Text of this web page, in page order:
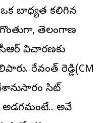
బాధ్యత కలిగిన
తెలంగాణ
విచారణకు
రేవంత్ రెడ్డి(CM
సిట్
అడగమంటే.. అవే